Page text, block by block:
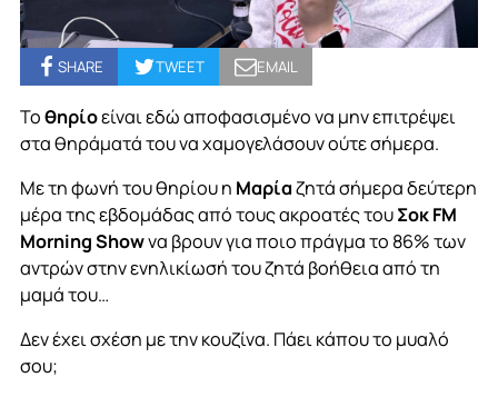
SHARE TWEET EMAIL
Τοθηρίοείναι εδώ αποφασισμένο να μην επιτρέψει
στα θηράματά του να χαμογελάσουν ούτε σήμερα.
Με τη φωνή του θηρίου η Μαρίαζητά σήμερα δεύτερη
μέρα της εβδομάδας από τους ακροατές τουΣοκ FM
Morning Showνα βρουν για ποιο πράγμα το 86% των
αντρών στην ενηλικίωσή του ζητά βοήθεια από τη
μαμά του…
Δεν έχει σχέση με την κουζίνα. Πάει κάπου το μυαλό
σου;